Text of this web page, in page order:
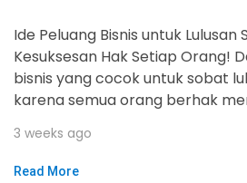
Ide Peluang Bisnis untuk Lulusan
Kesuksesan Hak Setiap Orang!
bisnis yang cocok untuk sobat
karena semua orang berhak
3 weeks ago
Read More